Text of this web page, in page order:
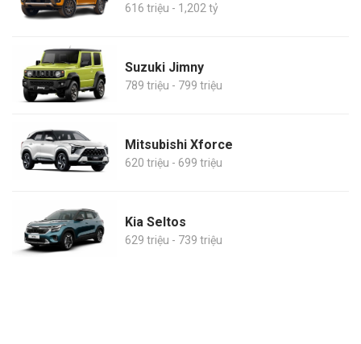
616 triệu - 1,202 tỷ
Suzuki Jimny
789 triệu - 799 triệu
Mitsubishi Xforce
620 triệu - 699 triệu
Kia Seltos
629 triệu - 739 triệu